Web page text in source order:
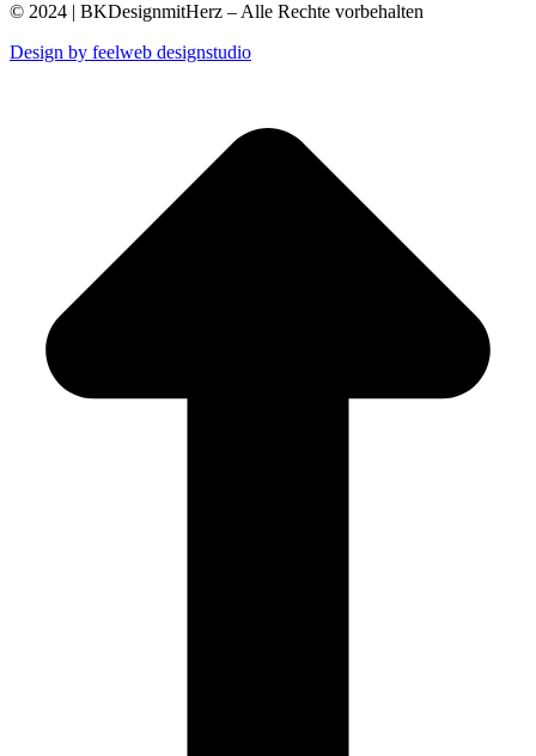
© 2024 | BKDesignmitHerz – Alle Rechte vorbehalten
Design by feelweb designstudio